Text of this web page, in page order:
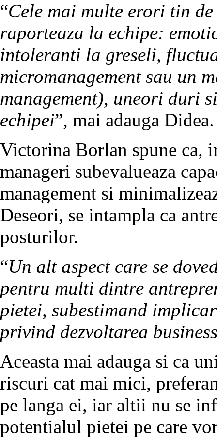
“Cele mai multe erori tin
raporteaza la echipe:
intoleranti la greseli,
micromanagement sau un
management), uneori duri
echipei”, mai adauga
Victorina Borlan spune ca,
manageri subevalueaza
management si
Deseori, se intampla ca
posturilor.
“Un alt aspect care se
pentru multi dintre
pietei, subestimand
privind dezvoltarea
Aceasta mai adauga si ca
riscuri cat mai mici,
pe langa ei, iar altii nu se
potentialul pietei pe care